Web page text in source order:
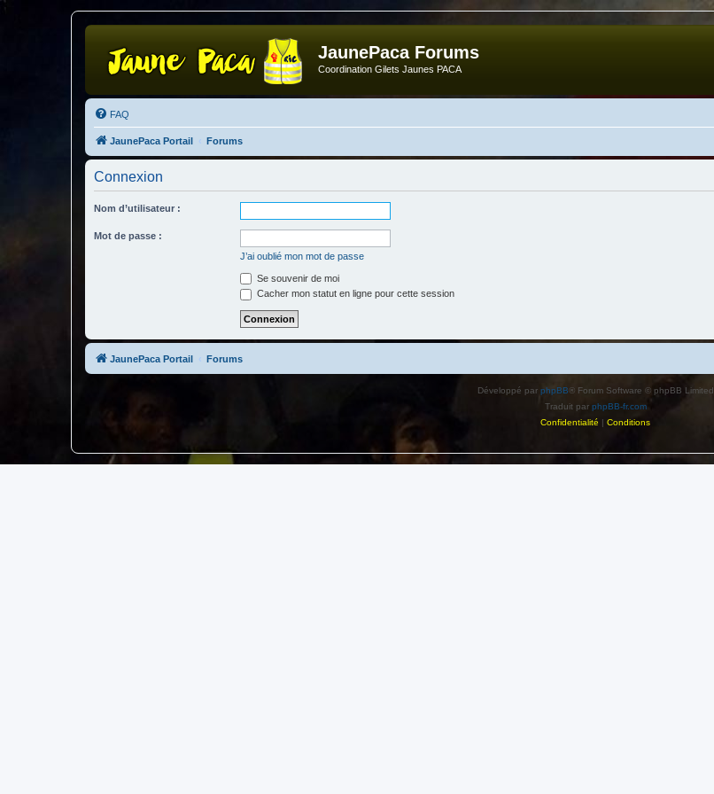
JaunePaca Forums
Coordination Gilets Jaunes PACA
FAQ
JaunePaca Portail Forums
Connexion
Nom d’utilisateur :
Mot de passe :
J’ai oublié mon mot de passe
Se souvenir de moi
Cacher mon statut en ligne pour cette session
JaunePaca Portail Forums
Développé par phpBB® Forum Software © phpBB Limited
Traduit par phpBB-fr.com
Confidentialité | Conditions